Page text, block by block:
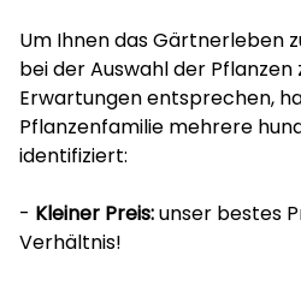
Um Ihnen das Gärtnerleben
bei der Auswahl der Pflanzen
Erwartungen entsprechen,
Pflanzenfamilie mehrere
identifiziert:
- Kleiner Preis:unser bestes
Verhältnis!